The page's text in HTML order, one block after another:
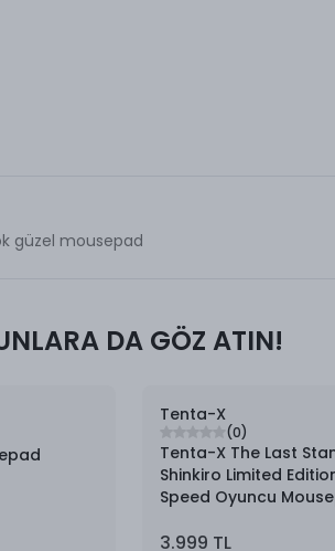
güzel mousepad
DA GÖZ ATIN!
Tenta-X
(0)
Tenta-X The Last
Shinkiro Limited
Speed Oyuncu
3.999 TL